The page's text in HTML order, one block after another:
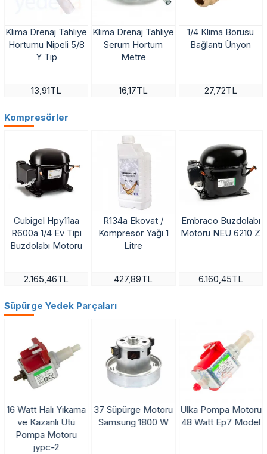
çok satan
Klima Drenaj Tahliye
Hortumu Nipeli 5/8
Y Tip
13,91TL
çok satan
Klima Drenaj Tahliye
Serum Hortum
Metre
16,17TL
1/4 Klima Borusu
Bağlantı Ünyon
27,72TL
Kompresörler
Cubigel Hpy11aa
R600a 1/4 Ev Tipi
Buzdolabı Motoru
2.165,46TL
R134a Ekovat /
Kompresör Yağı 1
Litre
427,89TL
Embraco Buzdolabı
Motoru NEU 6210 Z
6.160,45TL
Süpürge Yedek Parçaları
16 Watt Halı Yıkama
ve Kazanlı Ütü
Pompa Motoru
jypc-2
37 Süpürge Motoru
Samsung 1800 W
Ulka Pompa Motoru
48 Watt Ep7 Model